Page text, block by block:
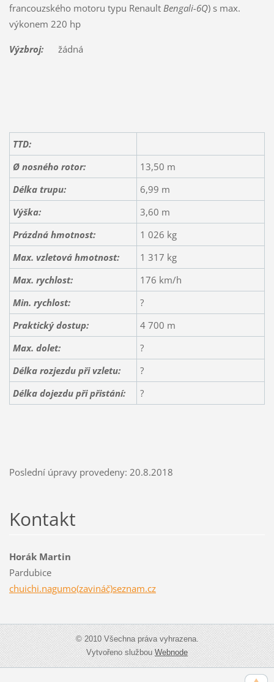
francouzského motoru typu Renault Bengali-6Q) s max.
výkonem 220 hp
Výzbroj:žádná
TTD:
Ø nosného rotor:
13,50 m
Délka trupu:
6,99 m
Výška:
3,60 m
Prázdná hmotnost:
1 026 kg
Max. vzletová hmotnost:
1 317 kg
Max. rychlost:
176 km/h
Min. rychlost:
?
Praktický dostup:
4 700 m
Max. dolet:
?
Délka rozjezdu při vzletu:
?
Délka dojezdu při přistání:
?
Poslední úpravy provedeny: 20.8.2018
Kontakt
Horák Martin
Pardubice
chuichi.nagumo(zavináč)seznam.cz
© 2010 Všechna práva vyhrazena.
Vytvořeno službouWebnode